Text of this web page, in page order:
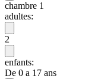
chambre 1
adultes:
2
enfants:
De 0 a 17 ans